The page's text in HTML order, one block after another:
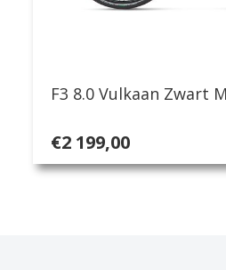
F3 8.0 Vulkaan Zwart
€2 199,00